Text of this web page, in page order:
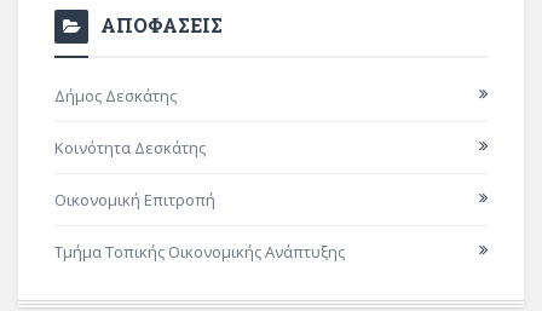
ΑΠΟΦΑΣΕΙΣ
Δήμος Δεσκάτης
Κοινότητα Δεσκάτης
Οικονομική Επιτροπή
Τμήμα Τοπικής Οικονομικής Ανάπτυξης